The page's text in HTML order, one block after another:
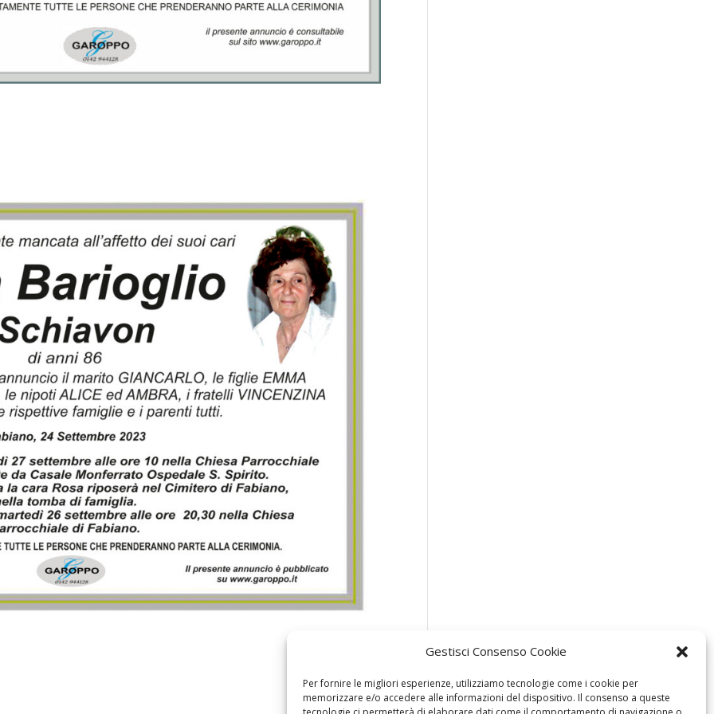
Gestisci Consenso Cookie
Per fornire le migliori esperienze, utilizziamo tecnologie come i cookie per
memorizzare e/o accedere alle informazioni del dispositivo. Il consenso a queste